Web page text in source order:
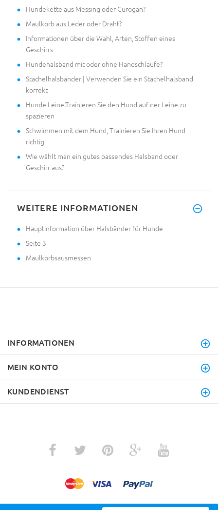
Hundekette aus Messing oder Curogan?
Maulkorb aus Leder oder Draht?
Informationen über die Wahl, Arten, Stoffen eines
Geschirrs
Hundehalsband mit oder ohne Handschlaufe?
Stachelhalsbänder | Verwenden Sie ein Stachelhalsband
korrekt
Hunde Leine:Trainieren Sie den Hund auf der Leine zu
spazieren
Schwimmen mit dem Hund, Trainieren Sie Ihren Hund
richtig
Wie wählt man ein gutes passendes Halsband oder
Geschirr aus?
WEITERE INFORMATIONEN
Hauptinformation über Halsbänder für Hunde
Seite 3
Maulkorbsausmessen
INFORMATIONEN
MEIN KONTO
KUNDENDIENST